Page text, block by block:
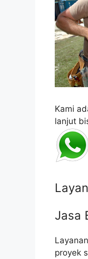
Kami
lanjut
Jasa
proyek